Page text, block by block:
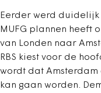
Eerder werd
MUFG plannen heeft
van Londen naar
RBS kiest voor de
wordt dat
kan gaan worden.